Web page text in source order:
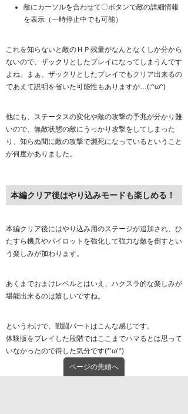
敵にカーソルを合わせて〇ボタンで敵の詳細情報
を表示（一時停止中でも可能）
これを知らないと敵のＨＰ残量がなんとなくしか分から
ないので、ザックリとしたプレイになってしまうんです
よね。まぁ、ザックリとしたプレイでもクリア出来るの
であえて説明を省いた可能性もありますが…(;^ω^)
他にも、ステータスの変化や敵の攻撃の予兆が分かり難
いので、無敵状態の敵にうっかり攻撃をしてしまった
り、知らぬ間に敵の攻撃で瀕死になっているということ
が何度かありました。
本編クリア後はやり込みモードも楽しめる！
本編クリア後にはやり込み用のステージが追加され、ひ
たすら機兵やパイロットを強化して強力な敵を倒すとい
う楽しみが加わります。
あくまでおまけレベルとはいえ、ハクスラ的な楽しみが
堪能出来るのは嬉しいですね。
というわけで、戦闘パートはこんな感じです。
体験版をプレイした段階ではここまでハマるとは思って
いなかったので得した気分です(*’ω’*)
ページの先頭へ